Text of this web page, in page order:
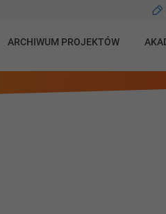
ARCHIWUM PROJEKTÓW